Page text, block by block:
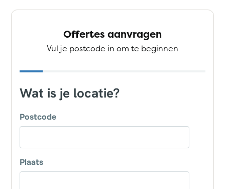
Offertes aanvragen
Vul je postcode in om te beginnen